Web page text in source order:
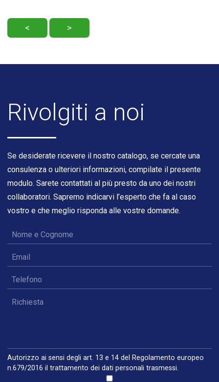
< >
Rivolgiti a noi
Se desiderate ricevere il nostro catalogo, se cercate una
consulenza o ulteriori informazioni, compilate il presente
modulo. Sarete contattati al più presto da uno dei nostri
collaboratori. Sapremo indicarvi l’esperto che fa al caso
vostro e che meglio risponda alle vostre domande.
Autorizzo ai sensi degli art. 13 e 14 del Regolamento europeo
n.679/2016 il trattamento dei dati personali trasmessi.